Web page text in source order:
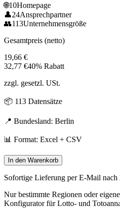
🌐10Homepage
👤24Ansprechpartner
👥113Unternehmensgröße
Gesamtpreis (netto)
19,66 €
32,77 €40% Rabatt
zzgl. gesetzl. USt.
📦 113 Datensätze
📍 Bundesland: Berlin
📊 Format: Excel + CSV
In den Warenkorb
Sofortige Lieferung per E-Mail nach
Nur bestimmte Regionen oder
Konfigurator fürLotto- und